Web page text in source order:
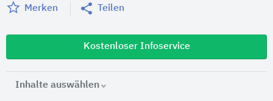
Merken Teilen
Kostenloser Infoservice
Inhalte auswählen